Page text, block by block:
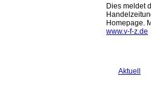
Dies meldet
Homepage.
www.v-f-z.de
Aktuell